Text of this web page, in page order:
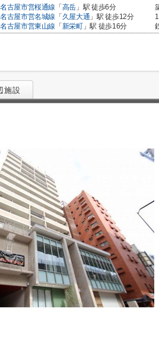
名古屋市営桜通線 「 高岳 」駅 徒歩6分
名古屋市営名城線 「 久屋大通 」駅 徒歩12分
名古屋市営東山線 「 新栄町」駅 徒歩16分
施設